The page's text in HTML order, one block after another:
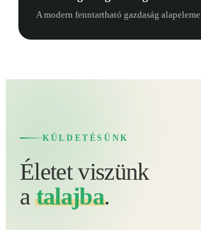
A modern fenntartható gazdaság alapeleme
KÜLDETÉSÜNK
Életet viszünk
atalajba.